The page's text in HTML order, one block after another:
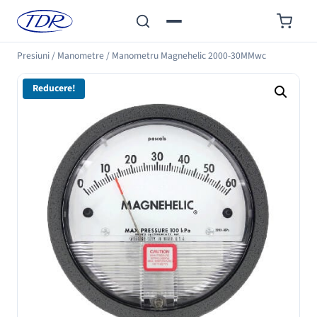
Presiuni/ Manometre/ Manometru Magnehelic 2000-30MMwc
Reducere!